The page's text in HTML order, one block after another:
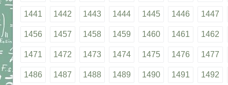
1441 1442 1443 1444 1445 1446 1447
1456 1457 1458 1459 1460 1461 1462
1471 1472 1473 1474 1475 1476 1477
1486 1487 1488 1489 1490 1491 1492